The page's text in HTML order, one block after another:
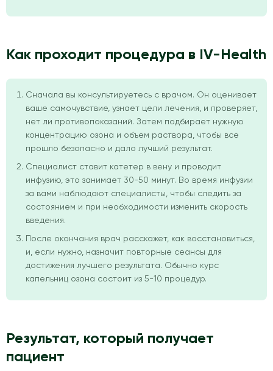
Как проходит процедура в IV-Health
Сначала вы консультируетесь с врачом. Он оценивает
ваше самочувствие, узнает цели лечения, и проверяет,
нет ли противопоказаний. Затем подбирает нужную
концентрацию озона и объем раствора, чтобы все
прошло безопасно и дало лучший результат.
Специалист ставит катетер в вену и проводит
инфузию, это занимает 30-50 минут. Во время инфузии
за вами наблюдают специалисты, чтобы следить за
состоянием и при необходимости изменить скорость
введения.
После окончания врач расскажет, как восстановиться,
и, если нужно, назначит повторные сеансы для
достижения лучшего результата. Обычно курс
капельниц озона состоит из 5-10 процедур.
Результат, который получает
пациент